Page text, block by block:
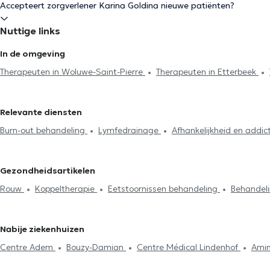
Accepteert zorgverlener Karina Goldina nieuwe patiënten?
Nuttige links
In de omgeving
Therapeuten in Woluwe-Saint-Pierre
Therapeuten in Etterbeek
Overijse
Therapeuten in Linkebeek
Therapeuten in Eigenbrakel
Therapeuten in Wavre
Relevante diensten
Burn-out behandeling
Lymfedrainage Afhankelijkheid en
Tabacologie
Energetische behandelingen
Gezondheidsartikelen
Rouw
Koppeltherapie Eetstoornissen behandeling
Nabije ziekenhuizen
Centre Adem
Bouzy-Damian Centre Médical Lindenhof